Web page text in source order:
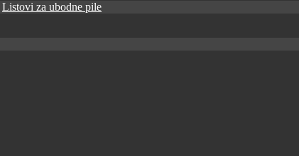
Listovi za ubodne pile